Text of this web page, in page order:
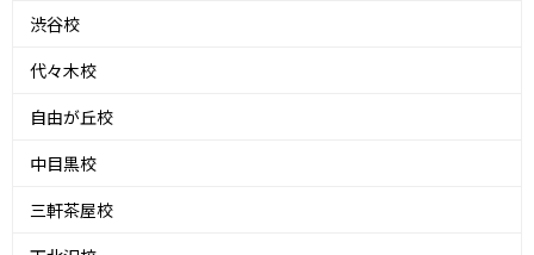
渋谷校
代々木校
自由が丘校
中目黒校
三軒茶屋校